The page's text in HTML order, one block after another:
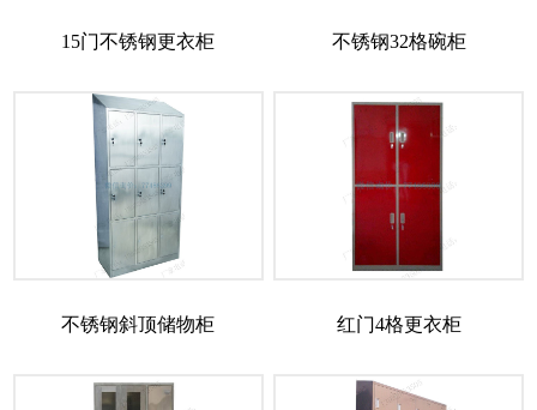
15门不锈钢更衣柜 不锈钢32格碗柜
不锈钢斜顶储物柜 红门4格更衣柜